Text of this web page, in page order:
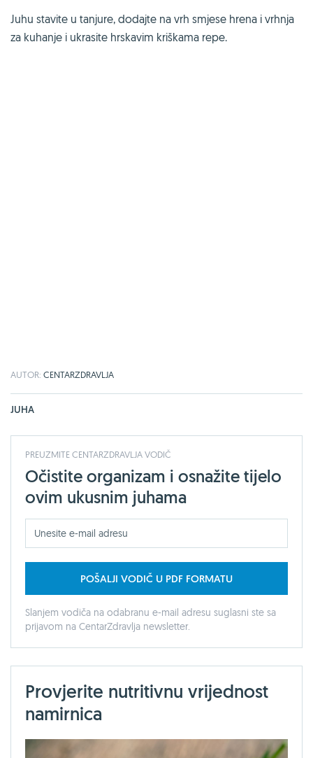
Juhu stavite u tanjure, dodajte na vrh smjese hrena i vrhnja
za kuhanje i ukrasite hrskavim kriškama repe.
AUTOR: CENTARZDRAVLJA
JUHA
PREUZMITE CENTARZDRAVLJA VODIČ
Očistite organizam i osnažite tijelo
ovim ukusnim juhama
POŠALJI VODIČ U PDF FORMATU
Slanjem vodiča na odabranu e-mail adresu suglasni ste sa
prijavom na CentarZdravlja newsletter.
Provjerite nutritivnu vrijednost
namirnica